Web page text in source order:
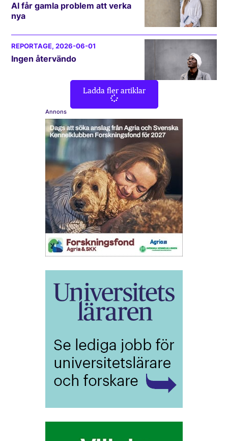
AI får gamla problem att verka
nya
REPORTAGE, 2026-06-01
Ingen återvändo
Ladda fler artiklar
Annons